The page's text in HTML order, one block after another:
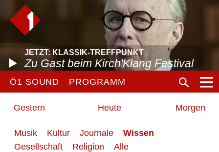
JETZT: KLASSIK-TREFFPUNKT
Zu Gast beim Kirch'Klang Festival
Ö1 SOUND PROGRAMM
Gestern Heute Morgen
Musik Kultur Journale
Wissen
Gesellschaft
Religion Alle